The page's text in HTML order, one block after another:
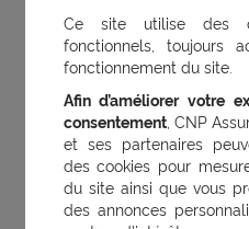
Comment
panaris ?
En limitant les
lorsque l'on
Ce site utilise des
fonctionnels, toujours
fonctionnement du site.
Afin d’améliorer votre
consentement, CNP
et ses partenaires
des cookies pour
du site ainsi que vous
des annonces